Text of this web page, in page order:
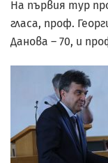
На първия тур
гласа, проф.
Данова – 70, и